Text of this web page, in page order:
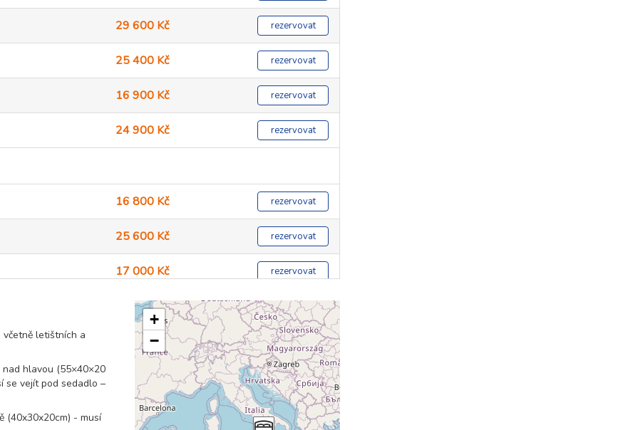
29 600 Kč rezervovat
25 400 Kč rezervovat
16 900 Kč rezervovat
24 900 Kč rezervovat
16 800 Kč rezervovat
25 600 Kč rezervovat
17 000 Kč rezervovat
25 300 Kč rezervovat
17 400 Kč rezervovat
25 400 Kč rezervovat
17 600 Kč rezervovat
letištních a
hlavou (55×40×20
se vejít pod sedadlo –
(40x30x20cm) - musí
+
−